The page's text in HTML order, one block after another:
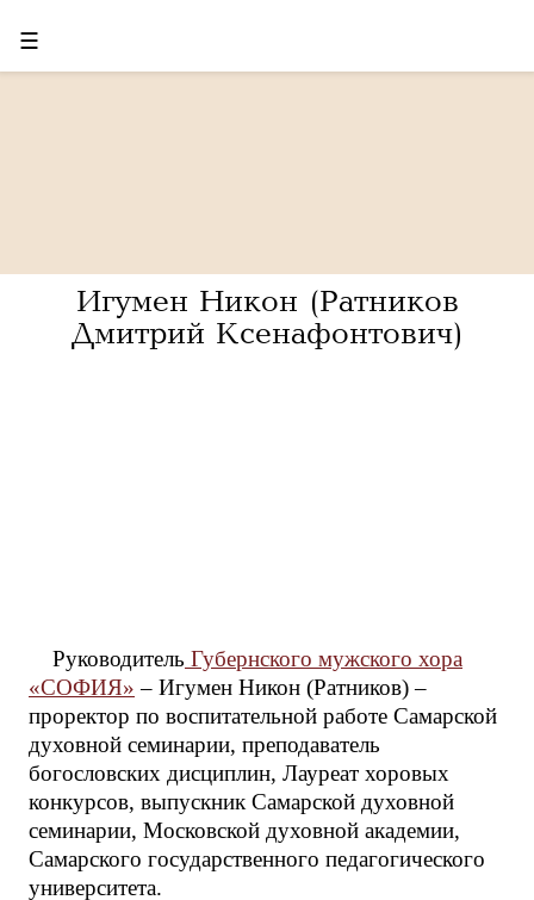
☰
Игумен Никон (Ратников
Дмитрий Ксенафонтович)
Руководитель Губернского мужского хора
«СОФИЯ» – Игумен Никон (Ратников) –
проректор по воспитательной работе Самарской
духовной семинарии, преподаватель
богословских дисциплин, Лауреат хоровых
конкурсов, выпускник Самарской духовной
семинарии, Московской духовной академии,
Самарского государственного педагогического
университета.